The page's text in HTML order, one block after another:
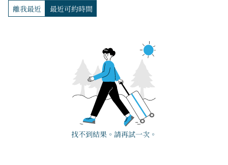
離我最近 最近可約時間
找不到結果。請再試一次。